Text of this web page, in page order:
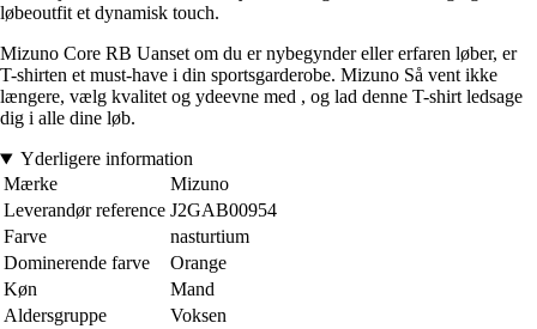
løbeoutfit et dynamisk touch.
Mizuno Core RB Uanset om du er nybegynder eller erfaren løber, er
T-shirten et must-have i din sportsgarderobe. Mizuno Så vent ikke
længere, vælg kvalitet og ydeevne med , og lad denne T-shirt ledsage
dig i alle dine løb.
Yderligere information
Mærke
Mizuno
Leverandør reference J2GAB00954
Farve
nasturtium
Dominerende farve
Orange
Køn
Mand
Aldersgruppe
Voksen